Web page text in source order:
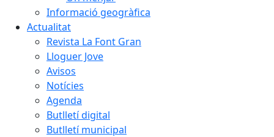
Informació geogràfica
Actualitat
Revista La Font Gran
Lloguer Jove
Avisos
Notícies
Agenda
Butlletí digital
Butlletí municipal